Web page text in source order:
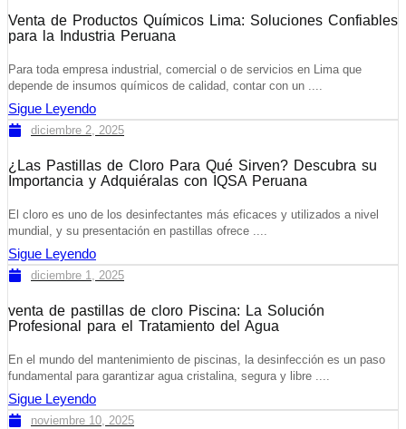
Venta de Productos Químicos Lima: Soluciones Confiables
para la Industria Peruana
Para toda empresa industrial, comercial o de servicios en Lima que
depende de insumos químicos de calidad, contar con un ....
Sigue Leyendo
diciembre 2, 2025
¿Las Pastillas de Cloro Para Qué Sirven? Descubra su
Importancia y Adquiéralas con IQSA Peruana
El cloro es uno de los desinfectantes más eficaces y utilizados a nivel
mundial, y su presentación en pastillas ofrece ....
Sigue Leyendo
diciembre 1, 2025
venta de pastillas de cloro Piscina: La Solución
Profesional para el Tratamiento del Agua
En el mundo del mantenimiento de piscinas, la desinfección es un paso
fundamental para garantizar agua cristalina, segura y libre ....
Sigue Leyendo
noviembre 10, 2025